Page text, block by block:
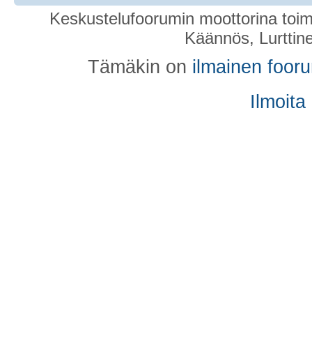
Keskustelufoorumin moottorina
Käännös,
Tämäkin on ilmainen